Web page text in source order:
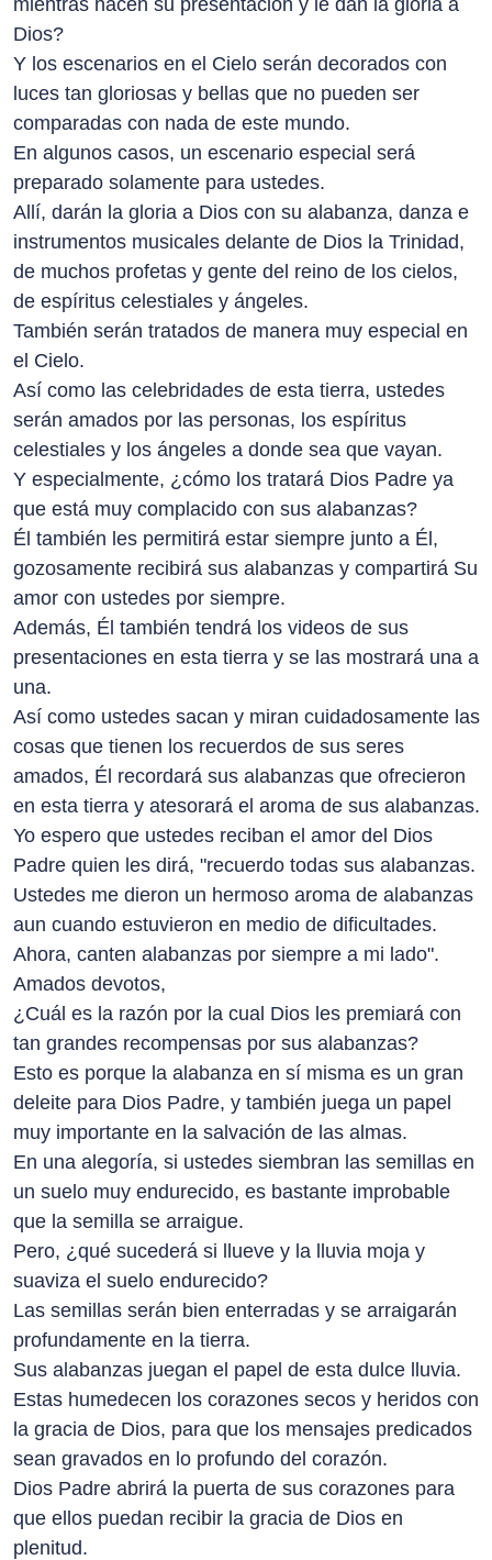
mientras hacen su presentación y le dan la gloria a
Dios?
Y los escenarios en el Cielo serán decorados con
luces tan gloriosas y bellas que no pueden ser
comparadas con nada de este mundo.
En algunos casos, un escenario especial será
preparado solamente para ustedes.
Allí, darán la gloria a Dios con su alabanza, danza e
instrumentos musicales delante de Dios la Trinidad,
de muchos profetas y gente del reino de los cielos,
de espíritus celestiales y ángeles.
También serán tratados de manera muy especial en
el Cielo.
Así como las celebridades de esta tierra, ustedes
serán amados por las personas, los espíritus
celestiales y los ángeles a donde sea que vayan.
Y especialmente, ¿cómo los tratará Dios Padre ya
que está muy complacido con sus alabanzas?
Él también les permitirá estar siempre junto a Él,
gozosamente recibirá sus alabanzas y compartirá Su
amor con ustedes por siempre.
Además, Él también tendrá los videos de sus
presentaciones en esta tierra y se las mostrará una a
una.
Así como ustedes sacan y miran cuidadosamente las
cosas que tienen los recuerdos de sus seres
amados, Él recordará sus alabanzas que ofrecieron
en esta tierra y atesorará el aroma de sus alabanzas.
Yo espero que ustedes reciban el amor del Dios
Padre quien les dirá, "recuerdo todas sus alabanzas.
Ustedes me dieron un hermoso aroma de alabanzas
aun cuando estuvieron en medio de dificultades.
Ahora, canten alabanzas por siempre a mi lado".
Amados devotos,
¿Cuál es la razón por la cual Dios les premiará con
tan grandes recompensas por sus alabanzas?
Esto es porque la alabanza en sí misma es un gran
deleite para Dios Padre, y también juega un papel
muy importante en la salvación de las almas.
En una alegoría, si ustedes siembran las semillas en
un suelo muy endurecido, es bastante improbable
que la semilla se arraigue.
Pero, ¿qué sucederá si llueve y la lluvia moja y
suaviza el suelo endurecido?
Las semillas serán bien enterradas y se arraigarán
profundamente en la tierra.
Sus alabanzas juegan el papel de esta dulce lluvia.
Estas humedecen los corazones secos y heridos con
la gracia de Dios, para que los mensajes predicados
sean gravados en lo profundo del corazón.
Dios Padre abrirá la puerta de sus corazones para
que ellos puedan recibir la gracia de Dios en
plenitud.